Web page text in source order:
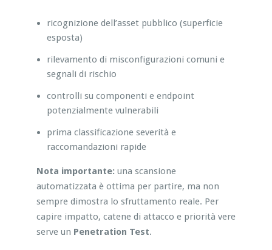
ricognizione dell’asset pubblico (superficie
esposta)
rilevamento di misconfigurazioni comuni e
segnali di rischio
controlli su componenti e endpoint
potenzialmente vulnerabili
prima classificazione severità e
raccomandazioni rapide
Nota importante: una scansione
automatizzata è ottima per partire, ma non
sempre dimostra lo sfruttamento reale. Per
capire impatto, catene di attacco e priorità vere
serve un Penetration Test.